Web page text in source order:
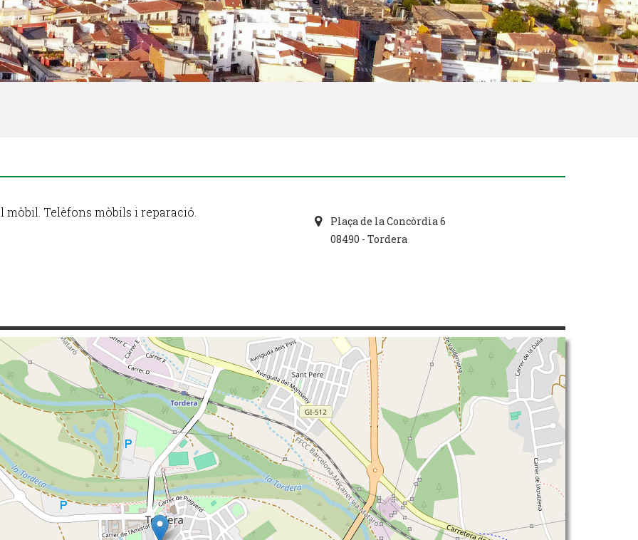
mòbil. Telèfons mòbils i reparació.
Plaça de la Concòrdia 6
08490 - Tordera